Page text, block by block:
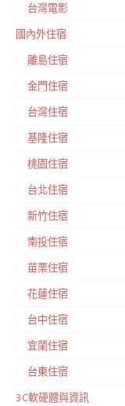
台灣電影
國內外住宿
離島住宿
金門住宿
台灣住宿
基隆住宿
桃園住宿
台北住宿
新竹住宿
南投住宿
苗栗住宿
花蓮住宿
台中住宿
宜蘭住宿
台東住宿
3C軟硬體與資訊